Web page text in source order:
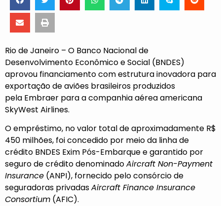
Rio de Janeiro – O Banco Nacional de
Desenvolvimento Econômico e Social (BNDES)
aprovou financiamento com estrutura inovadora para
exportação de aviões brasileiros produzidos
pela Embraer para a companhia aérea americana
SkyWest Airlines.
O empréstimo, no valor total de aproximadamente R$
450 milhões, foi concedido por meio da linha de
crédito BNDES Exim Pós-Embarque e garantido por
seguro de crédito denominadoAircraft Non-Payment
Insurance (ANPI), fornecido pelo consórcio de
seguradoras privadasAircraft Finance Insurance
Consortium (AFIC).